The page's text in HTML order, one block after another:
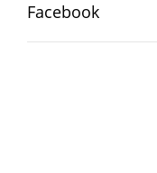
Facebook